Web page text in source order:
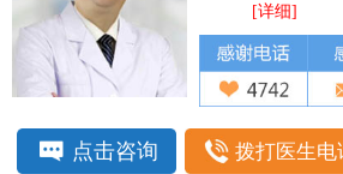
[详细]
点击咨询 拨打医生电